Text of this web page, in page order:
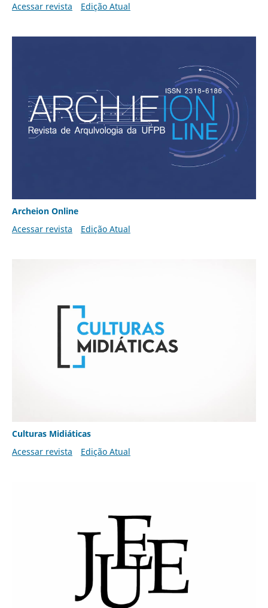
Acessar revista
Edição Atual
Archeion Online
Acessar revista
Edição Atual
Culturas Midiáticas
Acessar revista
Edição Atual